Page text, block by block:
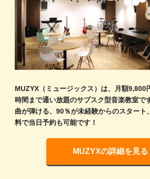
MUZYX（ミュージックス）は、月額9,800
時間まで通い放題のサブスク型音楽教室で
曲が弾ける、90％が未経験からのスタート
料で当日予約も可能です！
MUZYXの詳細を見る